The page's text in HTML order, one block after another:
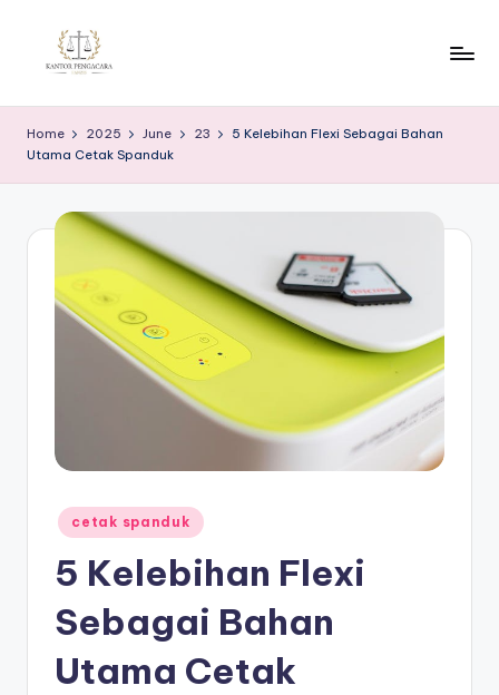
a
n
P
Home 2025 June 23
5 Kelebihan Flexi Sebagai Bahan
Utama Cetak Spanduk
Posted
in
cetak spanduk
5 Kelebihan Flexi
Sebagai Bahan
Utama Cetak